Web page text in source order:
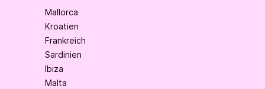
Mallorca
Kroatien
Frankreich
Sardinien
Ibiza
Malta